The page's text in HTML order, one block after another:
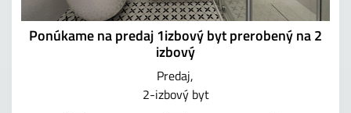
Ponúkame na predaj 1izbový byt prerobený na 2
izbový
Predaj
2-izbový byt